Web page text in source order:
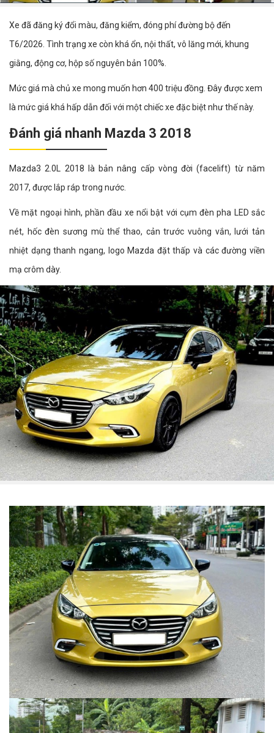
Xe đã đăng ký đổi màu, đăng kiểm, đóng phí đường bộ đến
T6/2026. Tình trạng xe còn khá ổn, nội thất, vô lăng mới, khung
giằng, động cơ, hộp số nguyên bản 100%.
Mức giá mà chủ xe mong muốn hơn 400 triệu đồng. Đây được xem
là mức giá khá hấp dẫn đối với một chiếc xe đặc biệt như thế này.
Đánh giá nhanh Mazda 3 2018
Mazda3 2.0L 2018 là bản nâng cấp vòng đời (facelift) từ năm
2017, được lắp ráp trong nước.
Về mặt ngoại hình, phần đầu xe nổi bật với cụm đèn pha LED sắc
nét, hốc đèn sương mù thể thao, cản trước vuông vắn, lưới tản
nhiệt dạng thanh ngang, logo Mazda đặt thấp và các đường viền
mạ crôm dày.